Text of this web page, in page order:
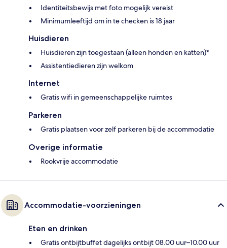
Identiteitsbewijs met foto mogelijk vereist
Minimumleeftijd om in te checken is 18 jaar
Huisdieren
Huisdieren zijn toegestaan (alleen honden en katten)*
Assistentiedieren zijn welkom
Internet
Gratis wifi in gemeenschappelijke ruimtes
Parkeren
Gratis plaatsen voor zelf parkeren bij de accommodatie
Overige informatie
Rookvrije accommodatie
Accommodatie-voorzieningen
Eten en drinken
Gratis ontbijtbuffet dagelijks ontbijt 08.00 uur–10.00 uur